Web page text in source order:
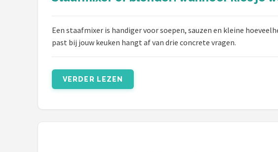
Een staafmixer is handiger voor soepen, sauzen en kleine
past bij jouw keuken hangt af van drie concrete vragen.
VERDER LEZEN